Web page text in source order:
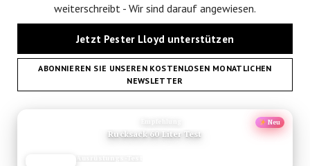
weiterschreibt - Wir sind darauf angewiesen.
Jetzt Pester Lloyd unterstützen
ABONNIEREN SIE UNSEREN KOSTENLOSEN MONATLICHEN
NEWSLETTER
Neu
Rucksack 60 Liter Test